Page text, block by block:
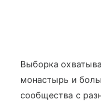
Выборка
монастырь и
сообщества с